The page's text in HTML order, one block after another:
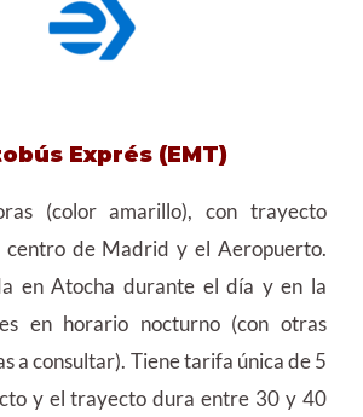
Exprés (EMT)
(color amarillo), con trayecto
de Madrid y el Aeropuerto.
en Atocha durante el día y en la
en horario nocturno (con otras
a consultar). Tiene tarifa única de 5
y el trayecto dura entre 30 y 40